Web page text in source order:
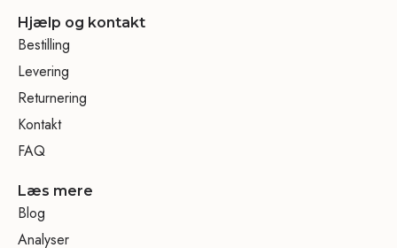
Hjælp og kontakt
Bestilling
Levering
Returnering
Kontakt
FAQ
Læs mere
Blog
Analyser